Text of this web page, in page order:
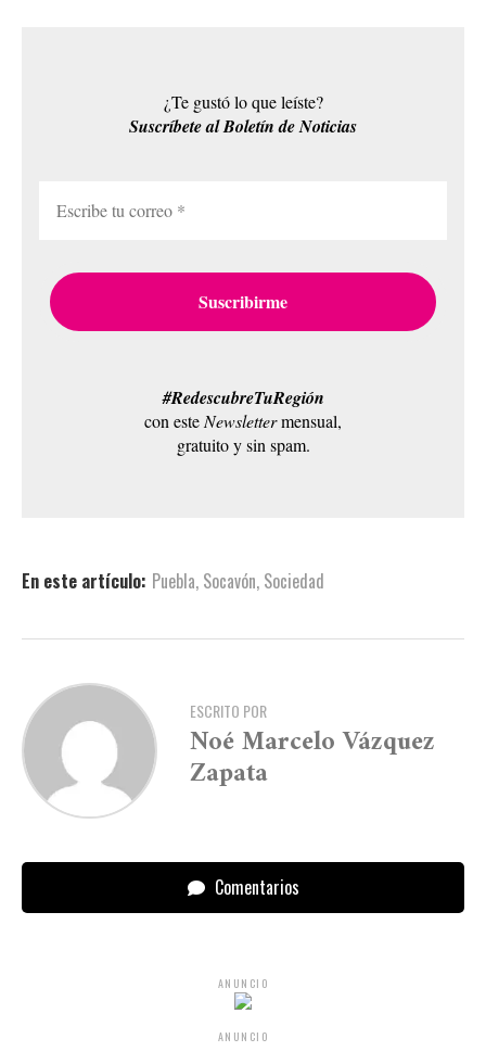
¿Te gustó lo que leíste?
Suscríbete al Boletín de Noticias
#RedescubreTuRegión
con este Newslettermensual,
gratuito y sin spam.
En este artículo: Puebla, Socavón, Sociedad
ESCRITO POR
Noé Marcelo Vázquez
Zapata
Comentarios
ANUNCIO
ANUNCIO